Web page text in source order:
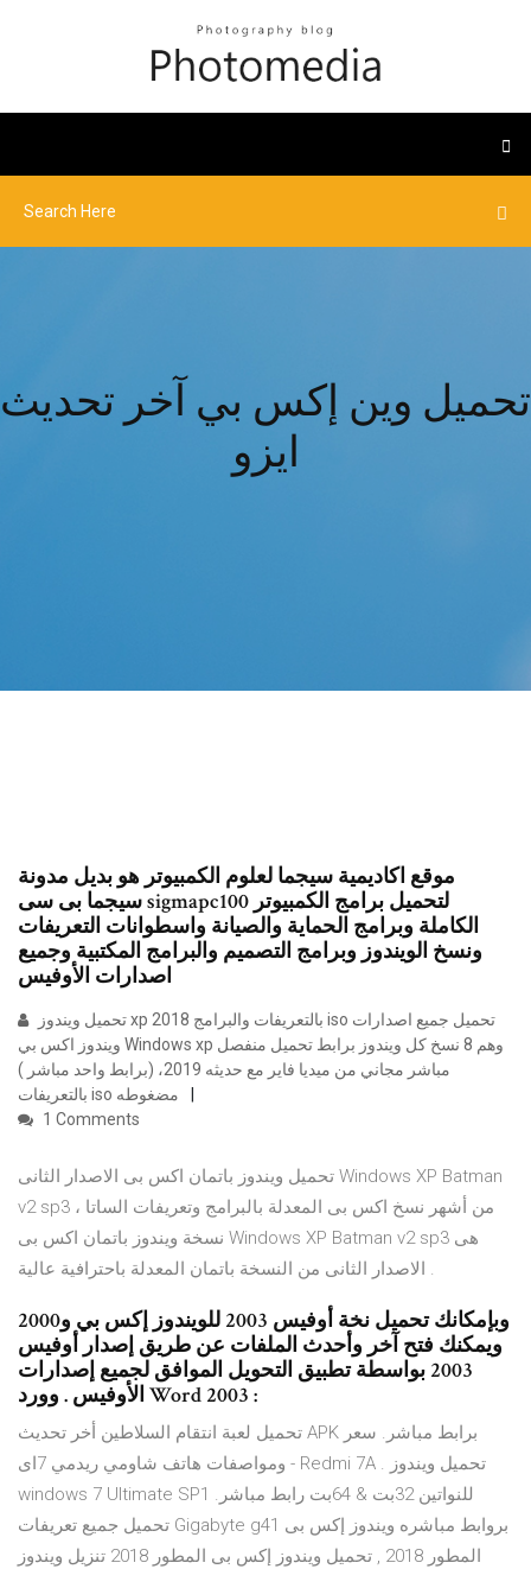
تحميل وين إكس بي آخر تحديث
ايزو
موقع اكاديمية سيجما لعلوم الكمبيوتر هو بديل مدونة
سيجما بى سى sigmapc100 لتحميل برامج الكمبيوتر
الكاملة وبرامج الحماية والصيانة واسطوانات التعريفات
ونسخ الويندوز وبرامج التصميم والبرامج المكتبية وجميع
اصدارات الأوفيس
ويندوز اكس بي Windows xp وهم 8 نسخ كل ويندوز برابط تحميل منفصل
مباشر مجاني من ميديا فاير مع حديثه 2019، (برابط واحد مباشر )
بالتعريفات iso مضغوطه
1 Comments
تحميل ويندوز باتمان اكس بى الاصدار الثانى Windows XP Batman
v2 sp3 من أشهر نسخ اكس بى المعدلة بالبرامج وتعريفات الساتا ،
نسخة ويندوز باتمان اكس بى Windows XP Batman v2 sp3 هى
الاصدار الثانى من النسخة باتمان المعدلة باحترافية عالية .
وبإمكانك تحميل نخة أوفيس 2003 للويندوز إكس بي و2000
ويمكنك فتح آخر وأحدث الملفات عن طريق إصدار أوفيس
2003 بواسطة تطبيق التحويل الموافق لجميع إصدارات
الأوفيس . وورد Word 2003 :
تحميل لعبة انتقام السلاطين أخر تحديث APK برابط مباشر. سعر
ومواصفات هاتف شاومي ريدمي 7اى - Redmi 7A . تحميل ويندوز
windows 7 Ultimate SP1 للنواتين 32بت & 64بت رابط مباشر.
تحميل جميع تعريفات Gigabyte g41 بروابط مباشره ويندوز إكس بى
المطور 2018 , تحميل ويندوز إكس بى المطور 2018 تنزيل ويندوز